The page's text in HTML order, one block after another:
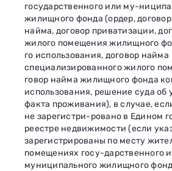
государственного или му-
жилищного фонда (ордер,
найма, договор приватизации,
жилого помещения жилищного
го использования, договор найма
специализированного жилого
говор найма жилищного фонда
использования, решение суда об
факта проживания), в случае,
не зарегистри-ровано в Едином
реестре недвижимости (если
зарегистрированы по месту
помещениях госу-дарственного
муниципального жилищного